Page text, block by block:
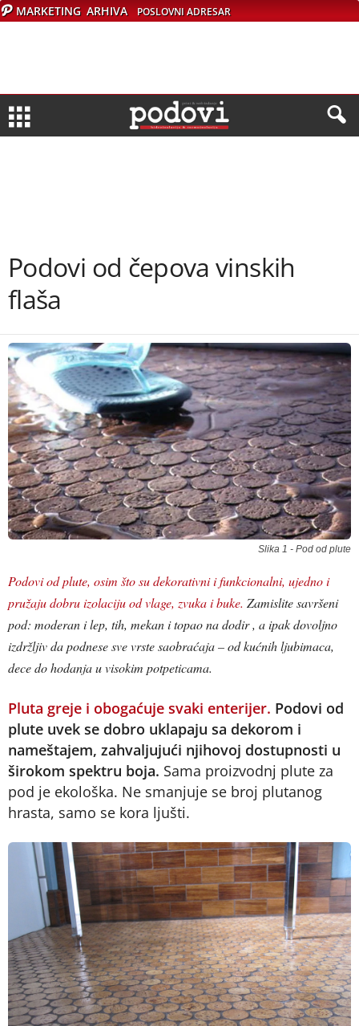
MARKETING ARHIVA POSLOVNI ADRESAR
Podovi od čepova vinskih
flaša
Slika 1 - Pod od plute
Podovi od plute, osim što su dekorativni i funkcionalni, ujedno i
pružaju dobru izolaciju od vlage, zvuka i buke. Zamislite savršeni
pod: moderan i lep, tih, mekan i topao na dodir , a ipak dovoljno
izdržljiv da podnese sve vrste saobraćaja – od kućnih ljubimaca,
dece do hodanja u visokim potpeticama.
Pluta greje i obogaćuje svaki enterijer. Podovi od
plute uvek se dobro uklapaju sa dekorom i
nameštajem, zahvaljujući njihovoj dostupnosti u
širokom spektru boja. Sama proizvodnj plute za
pod je ekološka. Ne smanjuje se broj plutanog
hrasta, samo se kora ljušti.